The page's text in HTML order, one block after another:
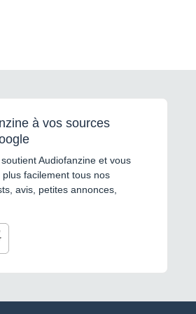
à vos sources
Audiofanzine et vous
facilement tous nos
avis, petites annonces,